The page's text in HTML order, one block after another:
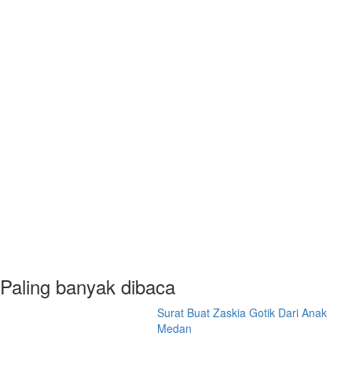
Paling banyak dibaca
Surat Buat Zaskia Gotik Dari Anak
Medan